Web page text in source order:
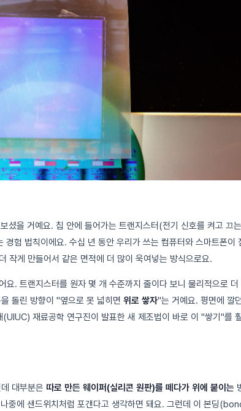
셨을 거예요. 칩 안에 들어가는 트랜지스터(전기 신호를 켜고 끄
험 법칙이에요. 수십 년 동안 우리가 쓰는 컴퓨터와 스마트폰이
작게 만들어서 같은 면적에 더 많이 욱여넣는 방식으로요.
요. 트랜지스터를 원자 몇 개 수준까지 줄이다 보니 물리적으로 더
돌린 방향이 "옆으로 못 넓히면 위로 쌓자"는 거예요. 평면에 깔
(UIUC) 재료공학 연구진이 발표한 새 제조법이 바로 이 "쌓기"를
대부분은 따로 만든 웨이퍼(실리콘 원판)를 떼다가 위에 붙이는
중에 샌드위치처럼 포갠다고 생각하면 돼요. 그런데 이 본딩